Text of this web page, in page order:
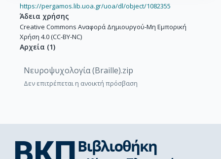
https://pergamos.lib.uoa.gr/uoa/dl/object/1082355
Άδεια χρήσης
Creative Commons Αναφορά Δημιουργού-Μη Εμπορική
Χρήση 4.0 (CC-BY-NC)
Αρχεία (1)
Νευροψυχολογία (Braille).zip
Δεν επιτρέπεται η ανοικτή πρόσβαση